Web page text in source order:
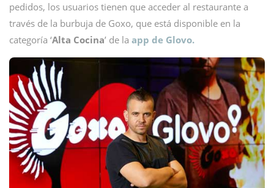
pedidos, los usuarios tienen que acceder al restaurante a
través de la burbuja de Goxo, que está disponible en la
categoría ‘Alta Cocina’ de la app de Glovo.